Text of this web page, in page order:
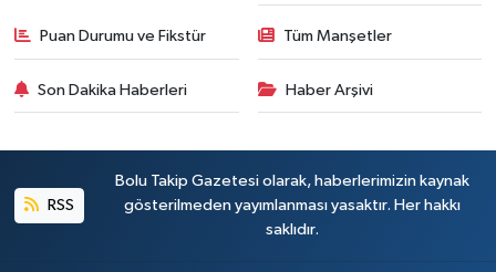
Puan Durumu ve Fikstür Tüm Manşetler
Son Dakika Haberleri Haber Arşivi
RSS
Bolu Takip Gazetesi olarak, haberlerimizin kaynak
gösterilmeden yayımlanması yasaktır. Her hakkı
saklıdır.